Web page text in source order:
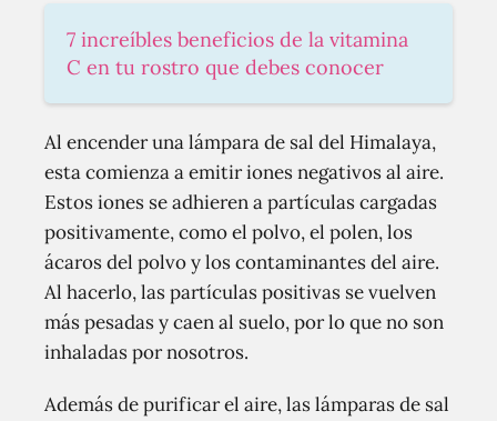
7 increíbles beneficios de la vitamina
C en tu rostro que debes conocer
Al encender una lámpara de sal del Himalaya,
esta comienza a emitir iones negativos al aire.
Estos iones se adhieren a partículas cargadas
positivamente, como el polvo, el polen, los
ácaros del polvo y los contaminantes del aire.
Al hacerlo, las partículas positivas se vuelven
más pesadas y caen al suelo, por lo que no son
inhaladas por nosotros.
Además de purificar el aire, las lámparas de sal